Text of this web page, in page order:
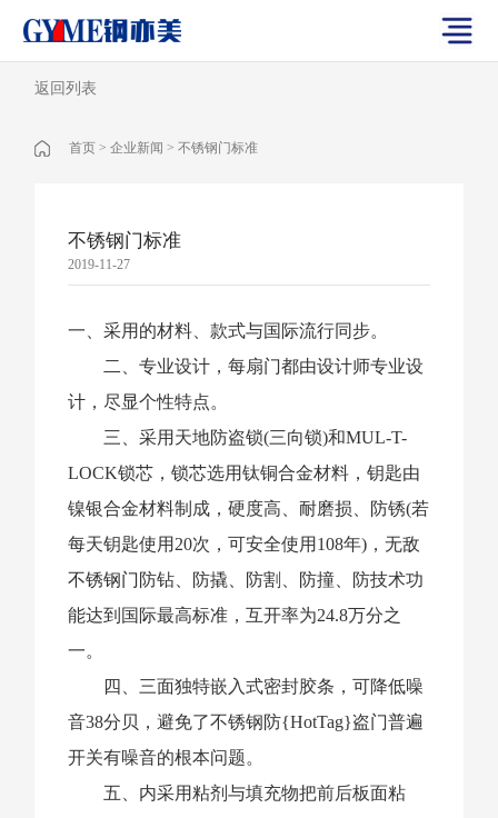
首页 > 企业新闻 > 不锈钢门标准
返回列表
不锈钢门标准
2019-11-27
一、采用的材料、款式与国际流行同步。
二、专业设计，每扇门都由设计师专业设
计，尽显个性特点。
三、采用天地防盗锁(三向锁)和MUL-T-
LOCK锁芯，锁芯选用钛铜合金材料，钥匙由
镍银合金材料制成，硬度高、耐磨损、防锈(若
每天钥匙使用20次，可安全使用108年)，无敌
不锈钢门 防钻、防撬、防割、防撞、防技术功
能达到国际最高标准，互开率为24.8万分之
一。
四、三面独特嵌入式密封胶条，可降低噪
音38分贝，避免了不锈钢防{HotTag}盗门普遍
开关有噪音的根本问题。
五、内采用粘剂与填充物把前后板面粘